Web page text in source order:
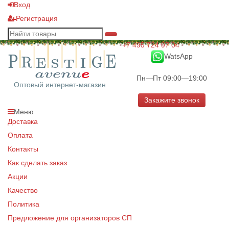
Вход
Регистрация
Оптовый интернет-магазин
+7 495 724 97 04
WatsApp
Пн—Пт 09:00—19:00
Закажите звонок
Меню
Доставка
Оплата
Контакты
Как сделать заказ
Акции
Качество
Политика
Предложение для организаторов СП